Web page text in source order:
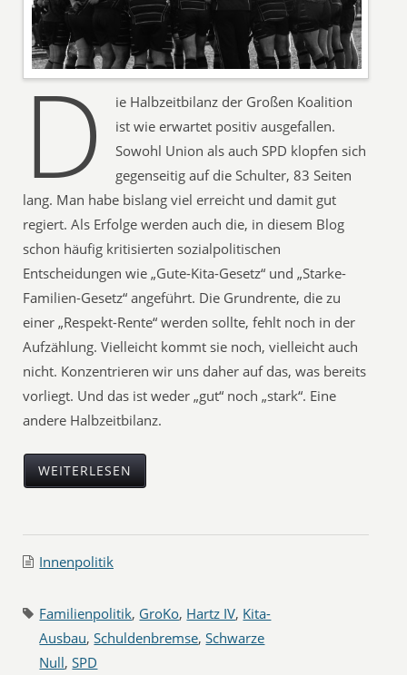
D
ie Halbzeitbilanz der Großen Koalition
ist wie erwartet positiv ausgefallen.
Sowohl Union als auch SPD klopfen sich
gegenseitig auf die Schulter, 83 Seiten
lang. Man habe bislang viel erreicht und damit gut
regiert. Als Erfolge werden auch die, in diesem Blog
schon häufig kritisierten sozialpolitischen
Entscheidungen wie „Gute-Kita-Gesetz“ und „Starke-
Familien-Gesetz“ angeführt. Die Grundrente, die zu
einer „Respekt-Rente“ werden sollte, fehlt noch in der
Aufzählung. Vielleicht kommt sie noch, vielleicht auch
nicht. Konzentrieren wir uns daher auf das, was bereits
vorliegt. Und das ist weder „gut“ noch „stark“. Eine
andere Halbzeitbilanz.
WEITERLESEN
Innenpolitik
Familienpolitik, GroKo, Hartz IV, Kita-
Ausbau,Schuldenbremse,Schwarze
Null,SPD